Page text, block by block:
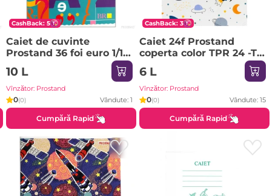
CashBack: 5
Caiet de cuvinte
Prostand 36 foi euro 1/12
1 linie-PR-cuv-2
10 L
Vînzător: Prostand
0(0) Vândute: 1
Cumpără Rapid
CashBack: 3
Caiet 24f Prostand
coperta color TPR 24 -TC
1/12 05 patratele
6 L
Vînzător: Prostand
0(0) Vândute: 15
Cumpără Rapid